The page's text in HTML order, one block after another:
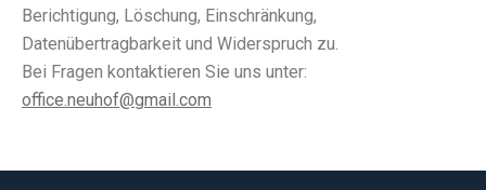
Berichtigung, Löschung, Einschränkung,
Datenübertragbarkeit und Widerspruch zu.
Bei Fragen kontaktieren Sie uns unter:
office.neuhof@gmail.com